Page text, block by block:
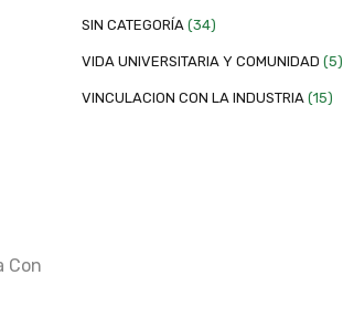
Con
SIN CATEGORÍA(34)
VIDA UNIVERSITARIA Y COMUNIDAD (5)
VINCULACION CON LA INDUSTRIA(15)